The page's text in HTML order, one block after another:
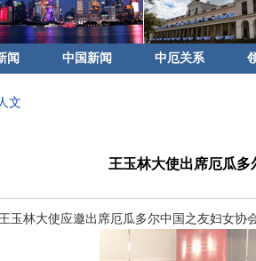
闻 中国新闻 中厄关系
文
王玉林大使出席厄瓜
林大使应邀出席厄瓜多尔中国之友妇女协会